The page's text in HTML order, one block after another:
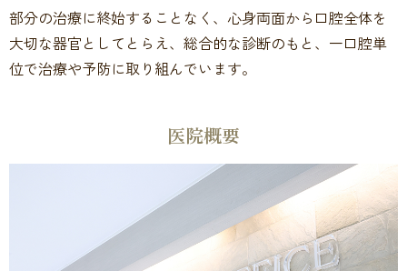
部分の治療に終始することなく、心身両面から口腔全体を
大切な器官としてとらえ、総合的な診断のもと、一口腔単
位で治療や予防に取り組んでいます。
医院概要